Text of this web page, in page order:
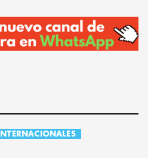
INTERNACIONALES